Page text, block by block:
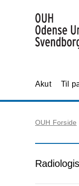
Akut Til
OUH Forside